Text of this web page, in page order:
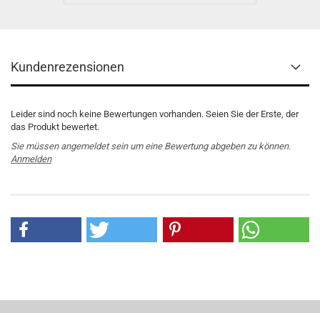
Kundenrezensionen
Leider sind noch keine Bewertungen vorhanden. Seien Sie der Erste, der
das Produkt bewertet.
Sie müssen angemeldet sein um eine Bewertung abgeben zu können.
Anmelden